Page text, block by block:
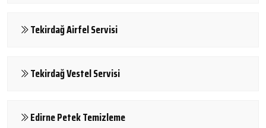
Tekirdağ Airfel Servisi
Tekirdağ Vestel Servisi
Edirne Petek Temizleme